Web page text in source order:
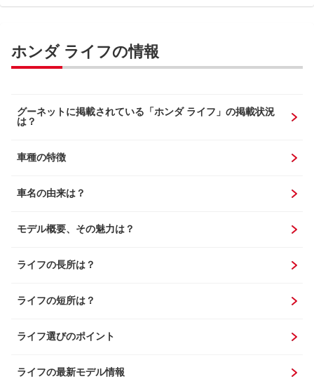
ホンダ ライフの情報
グーネットに掲載されている「ホンダ ライフ」の掲載状況
は？
車種の特徴
車名の由来は？
モデル概要、その魅力は？
ライフの長所は？
ライフの短所は？
ライフ選びのポイント
ライフの最新モデル情報